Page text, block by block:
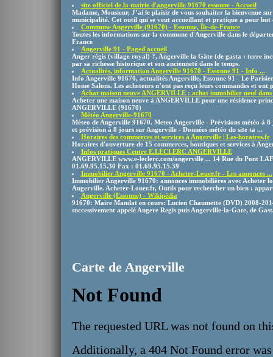
site officiel de la mairie d'angerville 91670 essonne - Accueil
Madame, Monsieur, J’ai le plaisir de vous souhaiter la bienvenue
municipalité. Cet outil qui se veut accueillant et pratique a pour but
Commune Angerville (91670) - Essonne, Île-de-France
Toutes les informations sur la commune d'Angerville dans le
France
Angerville 91 - Paged'accueil
Anger régis (village royal) ?, Angerville la Gâte (de gasta : terre
par sa richesse historique et son ancienneté dans le temps.
Actualités, information Angerville 91670 - Essonne 91 - Info ...
Info Angerville 91670, actualités Angerville, Essonne 91 - Le
Home Salons. Les acheteurs n’ont pas reçu leurs commandes et ont
Achat maison neuve ANGERVILLE : achat immobilier neuf dans
Acheter une maison neuve à ANGERVILLE pour une résidence
ANGERVILLE (91670)
Météo Angerville-91670
Méteo de Angerville 91670. Meteo Angerville - Prévisions météo à
et prévision à 8 jours sur Angerville - Données météo du site ta ...
Horaires des commerces et services à Angerville | Les-horaires.fr
Horaires d'ouverture de 15 commerces, boutiques et services à
Infos pratiques Centre E.LECLERC ANGERVILLE
ANGERVILLE www.e-leclerc.com/angerville ... 14 Rue du Pont
01.69.95.15.30 Fax : 01.69.95.15.39
Immobilier Angerville 91670 - Acheter-Louer.fr - Les annonces ...
Immobilier Angerville 91670: annonces immobilières avec Acheter
Angerville. Acheter-Louer.fr, Outils pour rechercher un bien :
Angerville (Essonne) - Wikipédia
91670: Maire Mandat en cours: Lucien Chaumette (DVD) 2008-
successivement appelé Angere Regis puis Angerville-la-Gate, de
Carte de Angerville